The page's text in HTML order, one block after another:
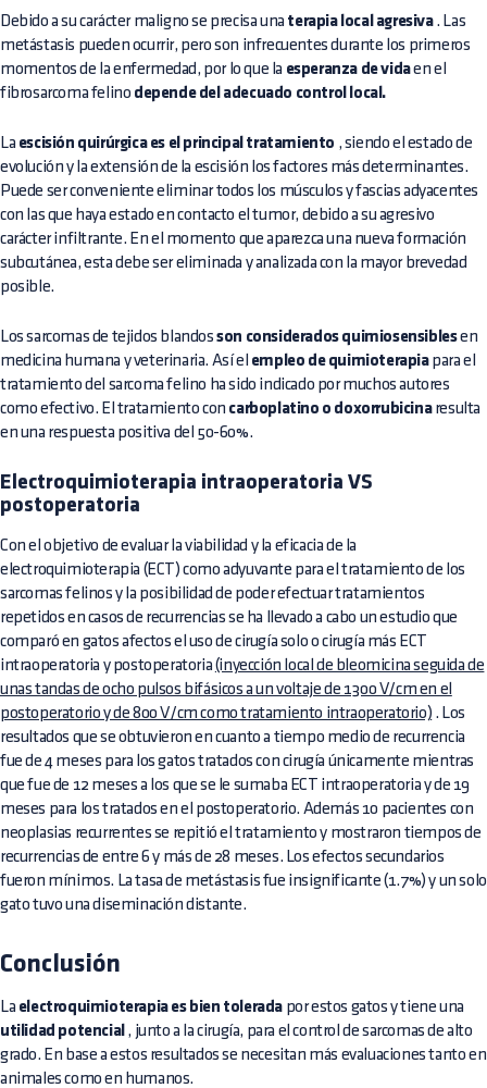
Debido a su carácter maligno se precisa una terapia local agresiva. Las
metástasis pueden ocurrir, pero son infrecuentes durante los primeros
momentos de la enfermedad, por lo que la esperanza de vidaen el
fibrosarcoma felino depende del adecuado control local.
La escisión quirúrgica es el principal tratamiento , siendo el estado de
evolución y la extensión de la escisión los factores más determinantes.
Puede ser conveniente eliminar todos los músculos y fascias adyacentes
con las que haya estado en contacto el tumor, debido a su agresivo
carácter infiltrante. En el momento que aparezca una nueva formación
subcutánea, esta debe ser eliminada y analizada con la mayor brevedad
posible.
Los sarcomas de tejidos blandosson considerados quimiosensiblesen
medicina humana y veterinaria. Así el empleo de quimioterapiapara el
tratamiento del sarcoma felino ha sido indicado por muchos autores
como efectivo. El tratamiento con carboplatino o doxorrubicinaresulta
en una respuesta positiva del 50-60%.
Electroquimioterapia intraoperatoria VS
postoperatoria
Con el objetivo de evaluar la viabilidad y la eficacia de la
electroquimioterapia (ECT) como adyuvante para el tratamiento de los
sarcomas felinos y la posibilidad de poder efectuar tratamientos
repetidos en casos de recurrencias se ha llevado a cabo un estudio que
comparó en gatos afectos el uso de cirugía solo o cirugía más ECT
intraoperatoria y postoperatoria (inyección local de bleomicina seguida de
unas tandas de ocho pulsos bifásicos a un voltaje de 1300 V/cm en el
postoperatorio y de 800 V/cm como tratamiento intraoperatorio) . Los
resultados que se obtuvieron en cuanto a tiempo medio de recurrencia
fue de 4 meses para los gatos tratados con cirugía únicamente mientras
que fue de 12 meses a los que se le sumaba ECT intraoperatoria y de 19
meses para los tratados en el postoperatorio. Además 10 pacientes con
neoplasias recurrentes se repitió el tratamiento y mostraron tiempos de
recurrencias de entre 6 y más de 28 meses. Los efectos secundarios
fueron mínimos. La tasa de metástasis fue insignificante (1.7%) y un solo
gato tuvo una diseminación distante.
Conclusión
La electroquimioterapia es bien tolerada por estos gatos y tiene una
utilidad potencial , junto a la cirugía, para el control de sarcomas de alto
grado. En base a estos resultados se necesitan más evaluaciones tanto en
animales como en humanos.